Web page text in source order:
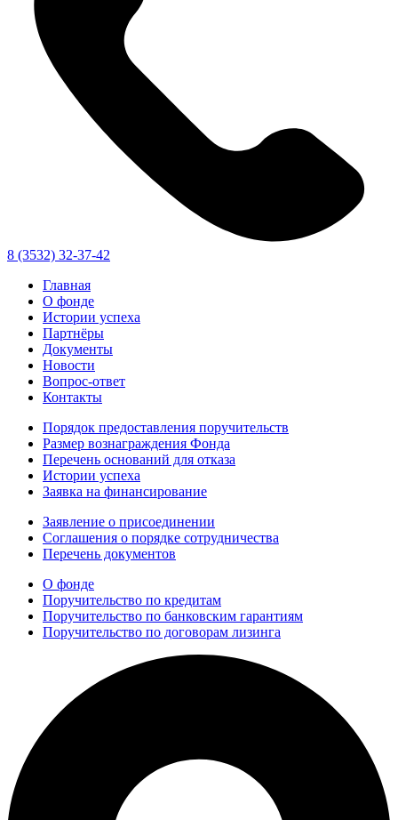
8 (3532) 32-37-42
Главная
О фонде
Истории успеха
Партнёры
Документы
Новости
Вопрос-ответ
Контакты
Порядок предоставления поручительств
Размер вознаграждения Фонда
Перечень оснований для отказа
Истории успеха
Заявка на финансирование
Заявление о присоединении
Соглашения о порядке сотрудничества
Перечень документов
О фонде
Поручительство по кредитам
Поручительство по банковским гарантиям
Поручительство по договорам лизинга